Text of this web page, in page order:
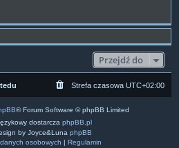
Przejdź do
Strefa czasowa UTC+02:00
® Forum Software © phpBB Limited
dostarcza phpBB.pl
by Joyce&Luna phpBB
osobowych | Regulamin